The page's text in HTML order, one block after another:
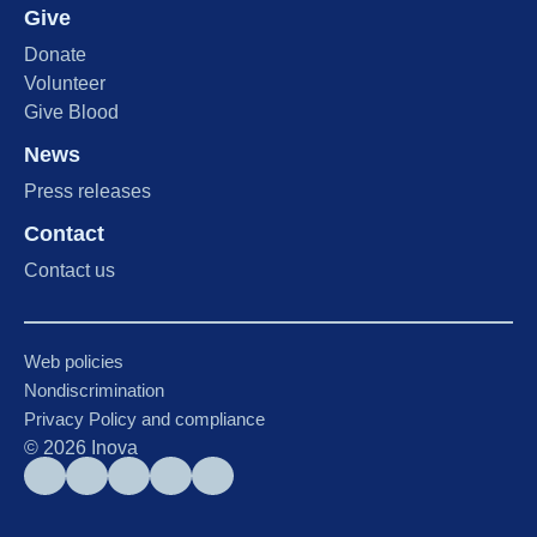
Give
Donate
Volunteer
Give Blood
News
Press releases
Contact
Contact us
Web policies
Nondiscrimination
Privacy Policy and compliance
© 2026 Inova